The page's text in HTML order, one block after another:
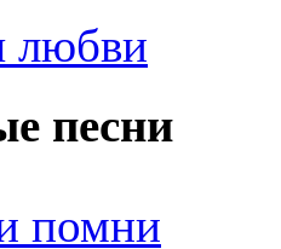
любви
песни
помни